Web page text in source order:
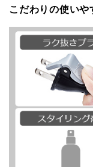
こだわりの使いや